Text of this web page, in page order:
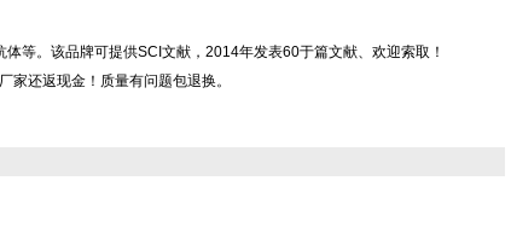
等。该品牌可提供SCI文献，2014年发表60于篇文献、欢迎索取！
还返现金！质量有问题包退换。